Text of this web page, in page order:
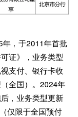
，于2011年首批
证》，业务类型
支付、银行卡收
全国）。2024年
，业务类型更新
仅限于全国预付